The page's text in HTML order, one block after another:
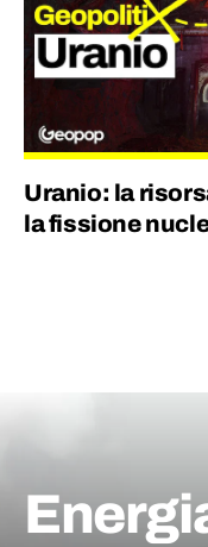
collezionare
Uranio: la
la fissione